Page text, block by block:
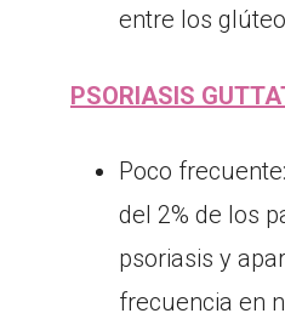
entre los
PSORIASIS
Poco
del 2% de los
psoriasis y
frecuencia en